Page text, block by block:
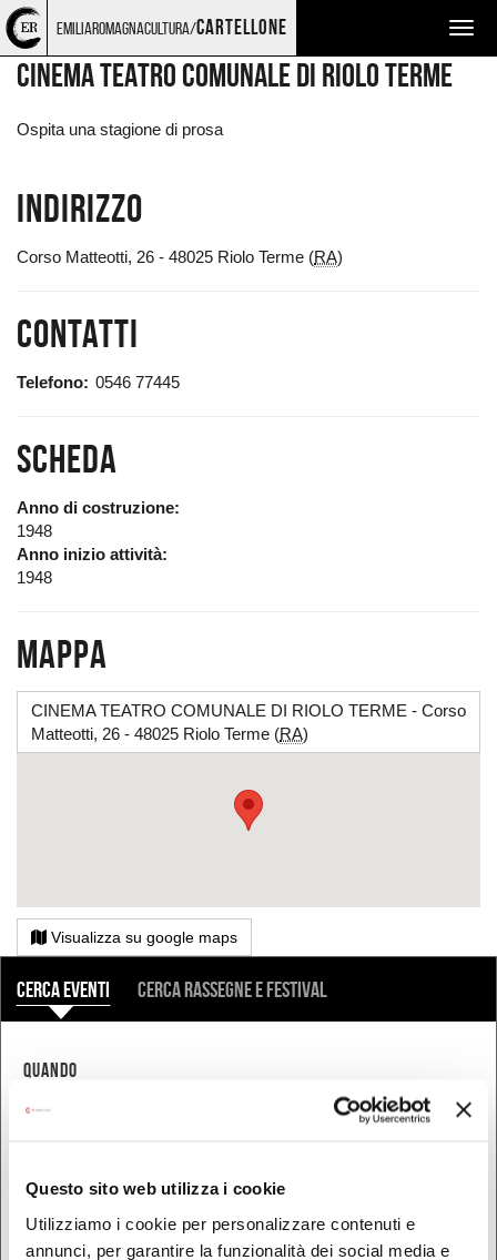
Questo sito web utilizza i cookie
Utilizziamo i cookie per personalizzare contenuti e
annunci, per garantire la funzionalità dei social media e
Torna
alla
home
page
Cerca
nel
sito
Salta
ai
contenuti
Salta
al
menu
principale
emiliaromagnacultura/cartellone
LUOGHI
CINEMA TEATRO COMUNALE DI RIOLO TERME
Ospita una stagione di prosa
Indirizzo
Corso Matteotti, 26 - 48025 Riolo Terme (RA)
Contatti
Telefono 0546 77445
Scheda
Anno di costruzione
1948
Anno inizio attività
1948
Mappa
CINEMA TEATRO COMUNALE DI RIOLO TERME - Corso
Matteotti, 26 - 48025 Riolo Terme (RA)
Visualizza su google maps
COSA
Cerca eventi Cerca rassegne e festival
QUANDO
Oggi